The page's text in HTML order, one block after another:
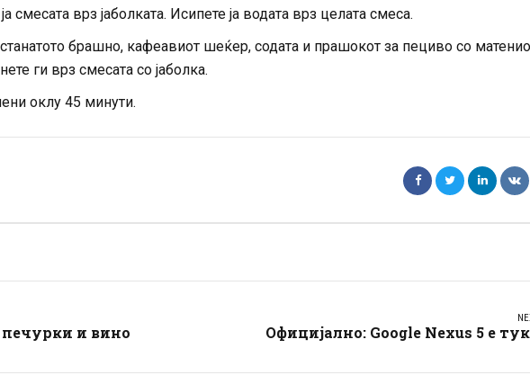
смесата врз јаболката. Исипете ја водата врз целата смеса.
брашно, кафеавиот шеќер, содата и прашокот за пециво со
ги врз смесата со јаболка.
оклу 45 минути.
и вино Официјално: Google Nexus 5 е